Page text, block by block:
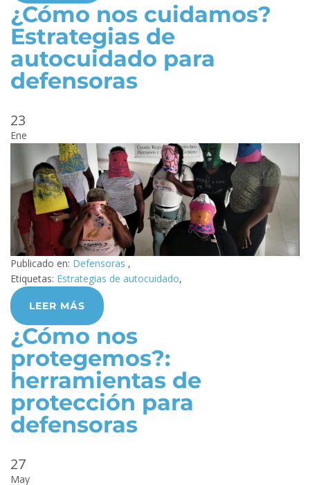
¿Cómo nos cuidamos?
Estrategias de
autocuidado para
defensoras
23
Ene
Publicado en: Defensoras ,
Etiquetas: Estrategias de autocuidado,
LEER MÁS
¿Cómo nos
protegemos?:
herramientas de
protección para
defensoras
27
May